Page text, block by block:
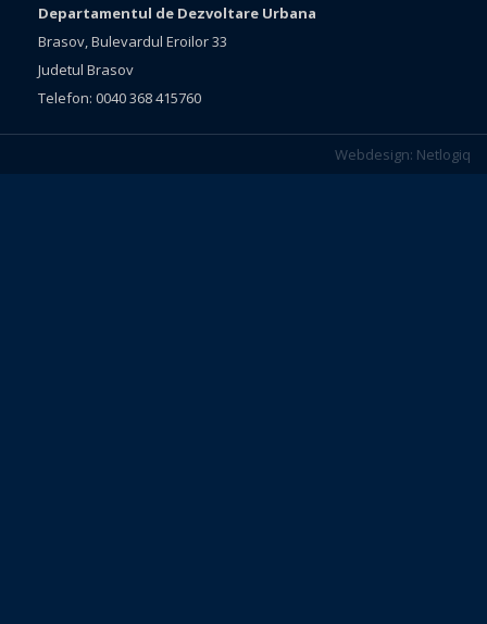
Departamentul de Dezvoltare Urbana
Brasov, Bulevardul Eroilor 33
Judetul Brasov
Telefon: 0040 368 415760
Webdesign: Netlogiq